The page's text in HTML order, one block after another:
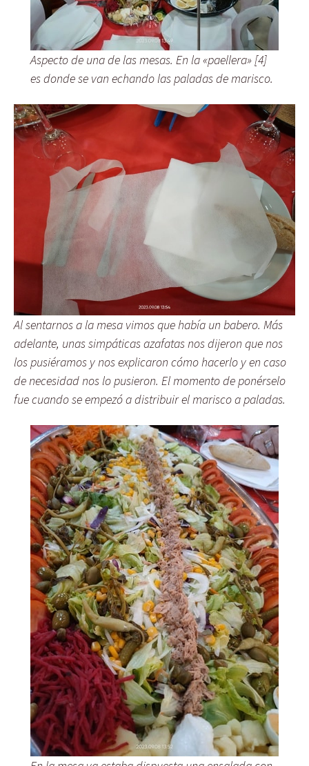
Aspecto de una de las mesas. En la «paellera» [4]
es donde se van echando las paladas de marisco.
Al sentarnos a la mesa vimos que había un babero. Más
adelante, unas simpáticas azafatas nos dijeron que nos
los pusiéramos y nos explicaron cómo hacerlo y en caso
de necesidad nos lo pusieron. El momento de ponérselo
fue cuando se empezó a distribuir el marisco a paladas.